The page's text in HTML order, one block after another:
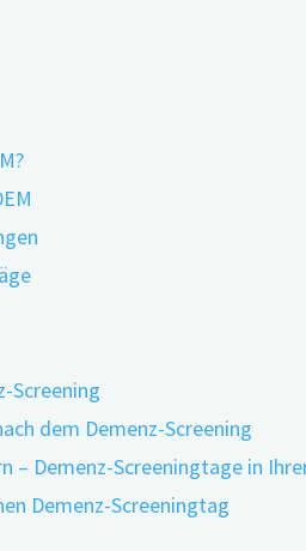
Screening
dem Demenz-Screening
– Demenz-Screeningtage in
Demenz-Screeningtag
informiert